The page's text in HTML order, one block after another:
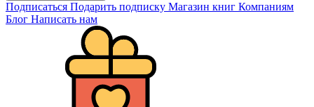
Подписаться Подарить подписку Магазин книг Компаниям
Блог Написать нам